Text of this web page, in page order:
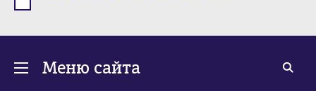
Меню сайта